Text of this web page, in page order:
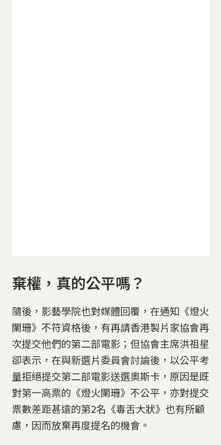
棄權，真的公平嗎？
隨後，影藝學院也對媒體回覆，在通知《燈火
闌珊》不符資格後，有再請香港製片家協會再
次提交他們的第二部電影；但協會主席洪祖星
卻表示，在與新選片委員會討論後，以公平考
量拒絕提交第二部電影送選奧斯卡，原因是既
對第一高票的《燈火闌珊》不公平，亦對提交
票數差距甚遠的第2名《毒舌大狀》也有所顧
慮，因而放棄再度提名的機會。